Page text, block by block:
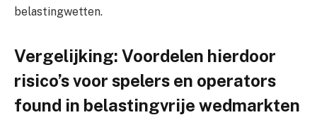
belastingwetten.
Vergelijking: Voordelen hierdoor
risico’s voor spelers en operators
found in belastingvrije wedmarkten